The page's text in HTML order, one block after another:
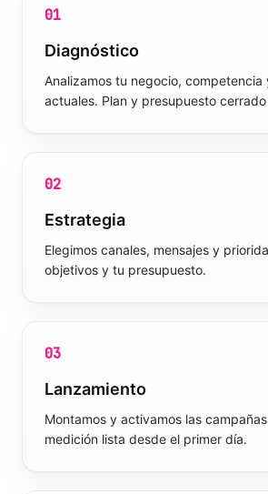
01
Diagnóstico
Analizamos tu negocio, competencia
actuales. Plan y presupuesto
02
Estrategia
Elegimos canales, mensajes y
objetivos y tu presupuesto.
03
Lanzamiento
Montamos y activamos las
medición lista desde el primer día.